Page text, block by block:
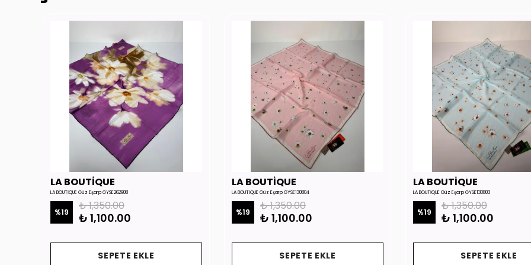
LA BOUTİQUE
LA BOUTİQUE Güz Eşarp GYSE262908
%19 ₺ 1,350.00
₺ 1,100.00
SEPETE EKLE
LA BOUTİQUE
LA BOUTİQUE Güz Eşarp GYSE130804
%19 ₺ 1,350.00
₺ 1,100.00
SEPETE EKLE
LA BOUTİQUE
LA BOUTİQUE Güz Eşarp GYSE130803
%19 ₺ 1,350.00
₺ 1,100.00
SEPETE EKLE